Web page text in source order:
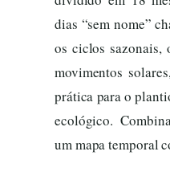
dias “sem nome”
os ciclos sazonais,
movimentos
prática para o
ecológico.
um mapa temporal